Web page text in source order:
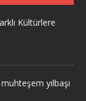
Kültürlere
yılbaşı